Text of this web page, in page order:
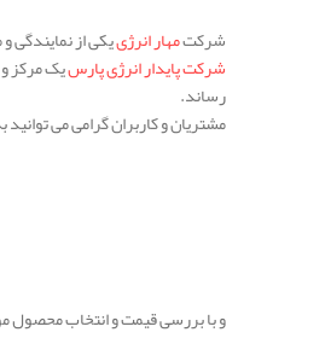
شرکتمهار انرژییکی از
شرکت پایدار انرژی پارسیک مرکز
رساند.
مشتریان و کاربران گرامی می
و با بررسی قیمت و انتخاب محصول